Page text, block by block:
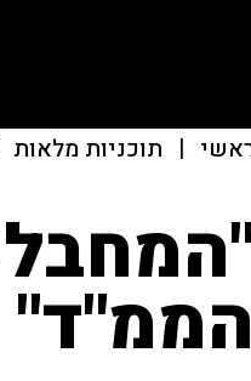
| תוכניות מלאות
הממ"ד"